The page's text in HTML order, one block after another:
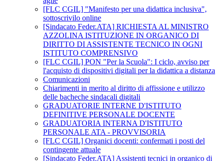
[FLC CGIL] "Manifesto per una didattica inclusiva",
sottoscrivilo online
[Sindacato Feder.ATA] RICHIESTA AL MINISTRO
AZZOLINA ISTITUZIONE IN ORGANICO DI
DIRITTO DI ASSISTENTE TECNICO IN OGNI
ISTITUTO COMPRENSIVO
[FLC CGIL] PON "Per la Scuola": I ciclo, avviso per
l'acquisto di dispositivi digitali per la didattica a distanza
Comunicazioni
Chiarimenti in merito al diritto di affissione e utilizzo
delle bacheche sindacali digitali
GRADUATORIE INTERNE D'ISTITUTO
DEFINITIVE PERSONALE DOCENTE
GRADUATORIA INTERNA D'ISTITUTO
PERSONALE ATA - PROVVISORIA
[FLC CGIL] Organici docenti: confermati i posti del
contingente attuale
[Sindacato Feder.ATA] Assistenti tecnici in organico di